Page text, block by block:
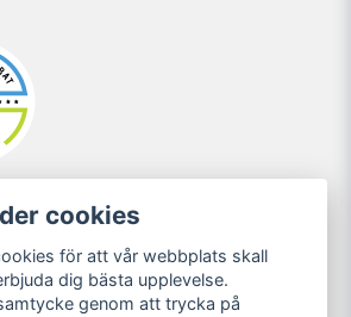
cookies
för att vår webbplats skall
dig bästa upplevelse.
genom att trycka på